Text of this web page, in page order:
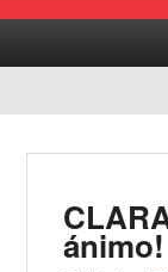
ánimo!